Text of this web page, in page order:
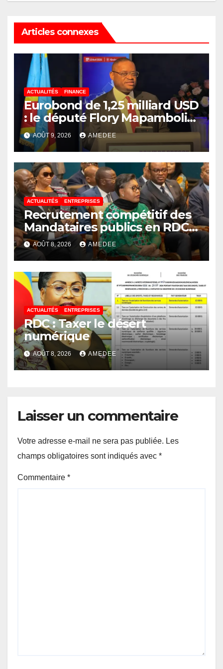
Articles connexes
ACTUALITÉS FINANCE
Eurobond de 1,25 milliard USD
: le député Flory Mapamboli
relève 4 paradoxes sur cet
endettement du
Gouvernement
AOÛT 9, 2026 AMEDEE
ACTUALITÉS ENTREPRISES
Recrutement compétitif des
Mandataires publics en RDC :
la fausse révolution de la
transparence
AOÛT 8, 2026 AMEDEE
ACTUALITÉS ENTREPRISES
RDC : Taxer le désert
numérique
AOÛT 8, 2026 AMEDEE
Laisser un commentaire
Votre adresse e-mail ne sera pas publiée. Les
champs obligatoires sont indiqués avec *
Commentaire *